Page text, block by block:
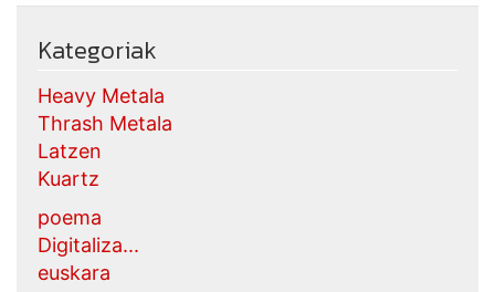
Kategoriak
Heavy Metala
Thrash Metala
Latzen
Kuartz
poema
Digitaliza...
euskara